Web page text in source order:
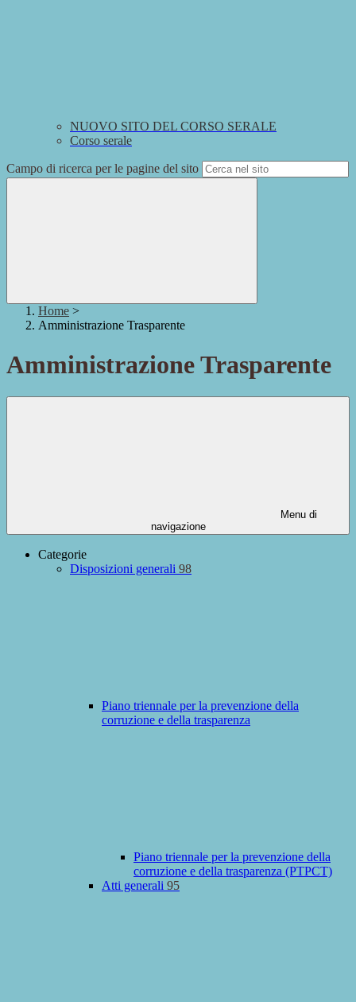
NUOVO SITO DEL CORSO SERALE
Corso serale
Campo di ricerca per le pagine del sito
Home >
Amministrazione Trasparente
Amministrazione Trasparente
Menu di
navigazione
Categorie
Disposizioni generali 98
Piano triennale per la prevenzione della
corruzione e della trasparenza
Piano triennale per la prevenzione della
corruzione e della trasparenza (PTPCT)
Atti generali 95